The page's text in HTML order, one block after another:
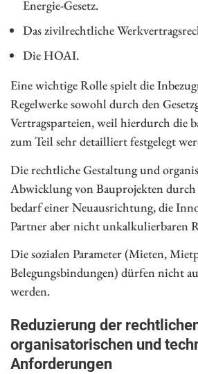
Energie-Gesetz.
Das zivilrechtliche
Die HOAI.
Eine wichtige Rolle spielt die
Regelwerke sowohl durch den
Vertragsparteien, weil hierdurch die
zum Teil sehr detailliert festgelegt
Die rechtliche Gestaltung und
Abwicklung von Bauprojekten durch
bedarf einer Neuausrichtung, die
Partner aber nicht unkalkulierbaren
Die sozialen Parameter (Mieten,
Belegungsbindungen) dürfen nicht
werden.
Reduzierung der
organisatorischen und
Anforderungen